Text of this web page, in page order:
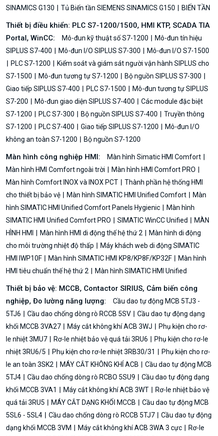
SINAMICS G130
Tủ Biến tần SIEMENS SINAMICS G150 BIẾN TẦN
Thiết bị điều khiển: PLC S7-1200/1500, HMI KTP, SCADA TIA
Portal, WinCC:
Mô-đun kỹ thuật số S7-1200
Mô-đun tín hiệu
SIPLUS S7-400
Mô-đun I/O SIPLUS S7-300
Mô-đun I/O S7-1500
PLC S7-1200
Kiểm soát và giám sát người vận hành SIPLUS cho
S7-1500
Mô-đun tương tự S7-1200
Bộ nguồn SIPLUS S7-300
Giao tiếp SIPLUS S7-400
PLC S7-1500
Mô-đun tương tự SIPLUS
S7-200
Mô-đun giao diện SIPLUS S7-400
Các module đặc biệt
S7-1200
PLC S7-300 Bộ nguồn SIPLUS S7-400
Truyền thông
S7-1200
PLC S7-400 Giao tiếp SIPLUS S7-1200
Mô-đun I/O
không an toàn S7-1200
Bộ nguồn S7-1200
Màn hình công nghiệp HMI:
Màn hình Simatic HMI Comfort
Màn hình HMI Comfort ngoài trời
Màn hình HMI Comfort PRO
Màn hình Comfort INOX và INOX PCT
Thành phần hệ thống HMI
cho thiết bị bảo vệ
Màn hình SIMATIC HMI Unified Comfort
Màn
hình SIMATIC HMI Unified Comfort Panels Hygienic
Màn hình
SIMATIC HMI Unified Comfort PRO
SIMATIC WinCC Unified
MÀN
HÌNH HMI
Màn hình HMI di động thế hệ thứ 2
Màn hình di động
cho môi trường nhiệt độ thấp
Máy khách web di động SIMATIC
HMI IWP10F
Màn hình SIMATIC HMI KP8/KP8F/KP32F
Màn hình
HMI tiêu chuẩn thế hệ thứ 2
Màn hình SIMATIC HMI Unified
Thiết bị bảo vệ: MCCB, Contactor SIRIUS, Cảm biến công
nghiệp, Đo lường năng lượng:
Cầu dao tự động MCB 5TJ3 -
5TJ6
Cầu dao chống dòng rò RCCB 5SV
Cầu dao tự động dạng
khối MCCB 3VA27
Máy cắt không khí ACB 3WJ
Phụ kiện cho rơ-
le nhiệt 3MU7
Rơ-le nhiệt bảo vệ quá tải 3RU6
Phụ kiện cho rơ-le
nhiệt 3RU6/5
Phụ kiện cho rơ-le nhiệt 3RB30/31
Phụ kiện cho rơ-
le an toàn 3SK2
MÁY CẮT KHÔNG KHÍ ACB
Cầu dao tự động MCB
5TJ4
Cầu dao chống dòng rò RCBO 5SU9
Cầu dao tự động dạng
khối MCCB 3VA1
Máy cắt không khí ACB 3WT
Rơ-le nhiệt bảo vệ
quá tải 3RU5
MÁY CẮT DẠNG KHỐI MCCB
Cầu dao tự động MCB
5SL6 - 5SL4
Cầu dao chống dòng rò RCCB 5TJ7
Cầu dao tự động
dạng khối MCCB 3VM
Máy cắt không khí ACB 3WA 3 cực
Rơ-le